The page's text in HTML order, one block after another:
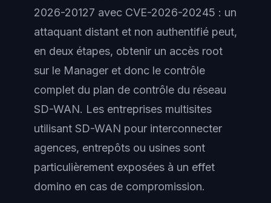
2026-20127 avec CVE-2026-20245 : un
attaquant distant et non authentifié peut,
en deux étapes, obtenir un accès root
sur le Manager et donc le contrôle
complet du plan de contrôle du réseau
SD-WAN. Les entreprises multisites
utilisant SD-WAN pour interconnecter
agences, entrepôts ou usines sont
particulièrement exposées à un effet
domino en cas de compromission.